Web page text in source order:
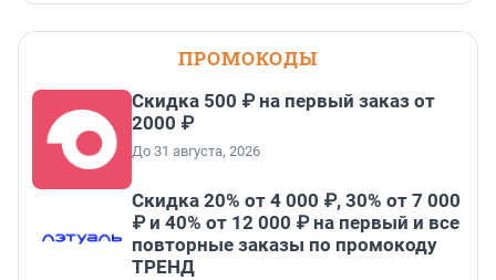
ПРОМОКОДЫ
Скидка 500 ₽ на первый заказ от
2000 ₽
До 31 августа, 2026
Скидка 20% от 4 000 ₽, 30% от 7 000
₽ и 40% от 12 000 ₽ на первый и все
повторные заказы по промокоду
ТРЕНД